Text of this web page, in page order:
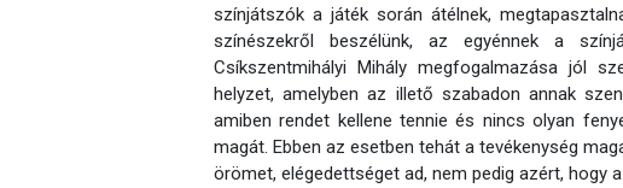
színjátszók a játék során átélnek,
színészekről beszélünk, az egyénnek a
Csíkszentmihályi Mihály megfogalmazása jól
helyzet, amelyben az illető szabadon annak
amiben rendet kellene tennie és nincs olyan
magát. Ebben az esetben tehát a tevékenység
örömet, elégedettséget ad, nem pedig azért, hogy